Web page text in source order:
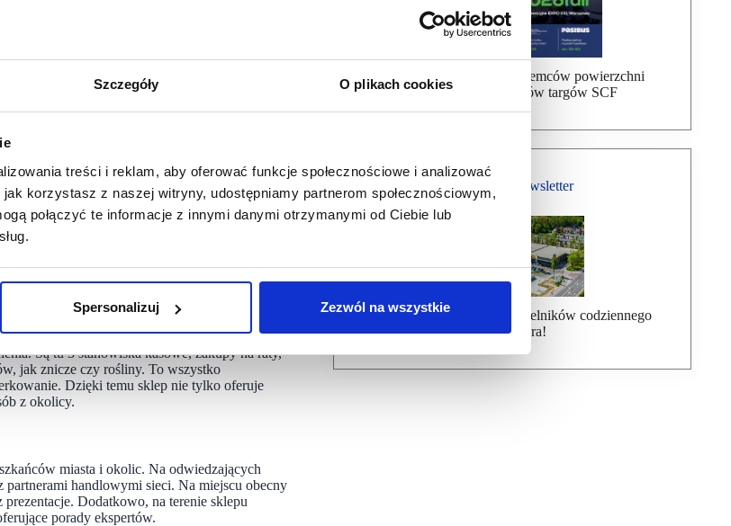
Szczegóły O plikach cookies
treści i reklam, aby oferować funkcje społecznościowe i analizować
korzystasz z naszej witryny, udostępniamy partnerom społecznościowym,
połączyć te informacje z innymi danymi otrzymanymi od Ciebie lub
Spersonalizuj Zezwól na wszystkie
budowlanych, dekoracyjnych
Bricomarché – jednej z największych
44 to nie tylko 1770 mkw. z asortymentem
zewnętrznego i parkingiem na 90 aut. Dla
ofertą i fachowym wsparciem.
Czarnków zasługiwał na własne
– dodał Jacek Paszke.
odpowiadał m.in. za finanse
Dyrektora Generalnego Bricomarché
Są tu 3 stanowiska kasowe, zakupy na raty,
jak znicze czy rośliny. To wszystko
Dzięki temu sklep nie tylko oferuje
z okolicy.
miasta i okolic. Na odwiedzających
partnerami handlowymi sieci. Na miejscu obecny
Dodatkowo, na terenie sklepu
porady ekspertów.
Bezpłatna wysyłka dla najemców powierzchni
handlowej, uczestników targów SCF
Bezpłatny Newsletter
Dołącz do ponad 7000 czytelników codziennego
newslettera!